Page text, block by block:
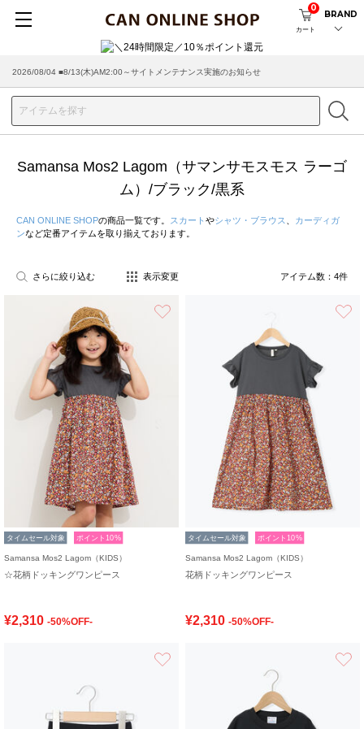
カート
0
BRAND
2026/08/04 ■8/13(木)AM2:00～サイトメンテナンス実施のお知らせ
Samansa Mos2 Lagom（サマンサモスモス ラーゴ
ム）/ブラック/黒系
CAN ONLINE SHOPの商品一覧です。 スカート やシャツ・ブラウス
カーディガ
ンなど定番アイテムを取り揃えております。
さらに絞り込む 表示変更 アイテム数： 4件
タイムセール対象 ポイント10%
Samansa Mos2 Lagom（KIDS）
☆花柄ドッキングワンピース
¥2,310 -50%OFF-
タイムセール対象 ポイント10%
Samansa Mos2 Lagom（KIDS）
花柄ドッキングワンピース
¥2,310 -50%OFF-